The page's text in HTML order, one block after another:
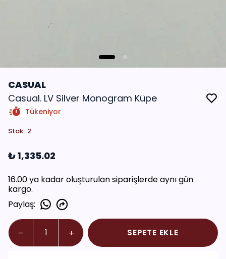
CASUAL
Casual. LV Silver Monogram Küpe
Tükeniyor
Stok: 2
₺ 1,335.02
16.00 ya kadar oluşturulan siparişlerde aynı gün
kargo.
Paylaş:
SEPETE EKLE